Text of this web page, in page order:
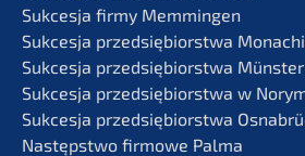
Sukces­ja firmy Memmingen
Sukces­ja przedsię­bi­orst­wa
Sukces­ja przedsię­bi­orst­wa Münster
Sukces­ja przedsię­bi­orst­wa w
Sukces­ja przedsię­bi­orst­wa
Następst­wo firmo­we Palma